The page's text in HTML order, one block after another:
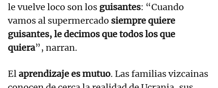
le vuelve loco son los guisantes: “Cuando
vamos al supermercado siempre quiere
guisantes, le decimos que todos los que
quiera”, narran.
Elaprendizaje es mutuo. Las familias vizcainas